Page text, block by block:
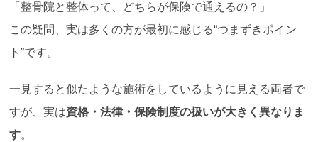
「整骨院と整体って、どちらが保険で通えるの？」
この疑問、実は多くの方が最初に感じる“つまずきポイン
ト”です。
一見すると似たような施術をしているように見える両者で
すが、実は資格・法律・保険制度の扱いが大きく異なりま
す。